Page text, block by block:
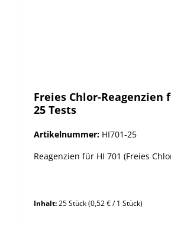
Freies Chlor-Reagenzien
25 Tests
Artikelnummer: HI701-25
Reagenzien für HI 701 (Freies
Inhalt:25 Stück(0,52 € / 1 Stück)